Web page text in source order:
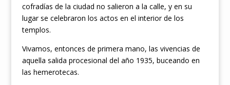
cofradías de la ciudad no salieron a la calle, y en su
lugar se celebraron los actos en el interior de los
templos.
Vivamos, entonces de primera mano, las vivencias de
aquella salida procesional del año 1935, buceando en
las hemerotecas.